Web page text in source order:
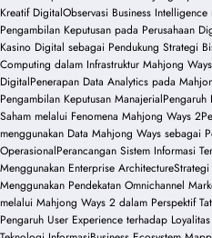
Kreatif DigitalObservasi Business
Pengambilan Keputusan pada Perusahaan
Kasino Digital sebagai Pendukung Strategi
Computing dalam Infrastruktur Mahjong
DigitalPenerapan Data Analytics pada
Pengambilan Keputusan ManajerialPengaruh
Saham melalui Fenomena Mahjong Ways 2
menggunakan Data Mahjong Ways sebagai
OperasionalPerancangan Sistem Informasi
Menggunakan Enterprise Architecture
Menggunakan Pendekatan Omnichannel
melalui Mahjong Ways 2 dalam Perspektif
Pengaruh User Experience terhadap